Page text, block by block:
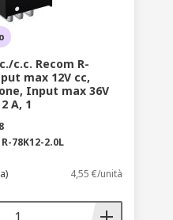
c.c. Recom R-
max 12V cc,
Input max 36V
A, 1
R-78K12-2.0L
4,55 €/unità